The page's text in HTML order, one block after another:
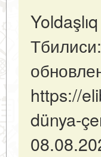
https://
dünya-